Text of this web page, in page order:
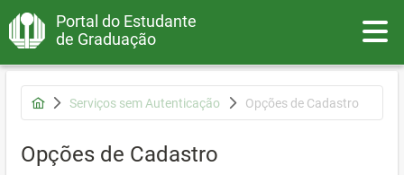
Portal do Estudante
de Graduação
Serviços sem Autenticação Opções de Cadastro
Opções de Cadastro